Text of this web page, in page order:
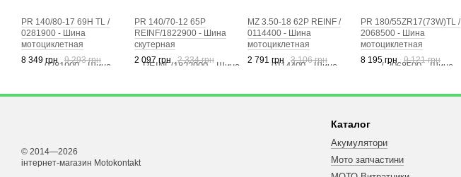
PR 140/80-17 69H TL /
0281900 - Шина
мотоциклетная
8 349 грн
9 293 грн
PR 140/70-12 65P
REINF/1822900 - Шина
скутерная
2 097 грн
2 334 грн
MZ 3.50-18 62P REINF /
0114400 - Шина
мотоциклетная
2 791 грн
3 106 грн
PR 180/55ZR17(73W)TL /
2068500 - Шина
мотоциклетная
8 195 грн
9 121 грн
© 2014—2026
інтернет-магазин Motokontakt
Каталог
Акумулятори
Мото запчастини